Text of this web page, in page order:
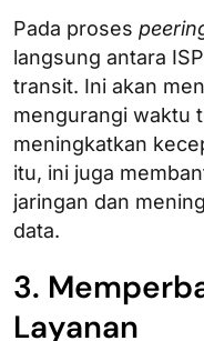
Pada proses
langsung antara
transit. Ini akan
mengurangi waktu
meningkatkan
itu, ini juga
jaringan dan
data.
3.
Layanan